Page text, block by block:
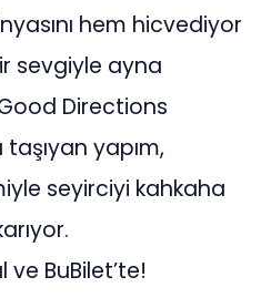
hem hicvediyor
sevgiyle ayna
Directions
yapım,
seyirciyi kahkaha
ve BuBilet’te!